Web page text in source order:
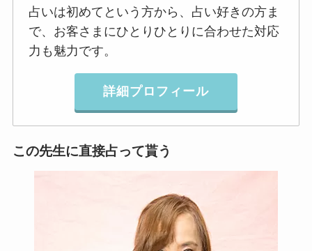
占いは初めてという方から、占い好きの方ま
で、お客さまにひとりひとりに合わせた対応
力も魅力です。
詳細プロフィール
この先生に直接占って貰う